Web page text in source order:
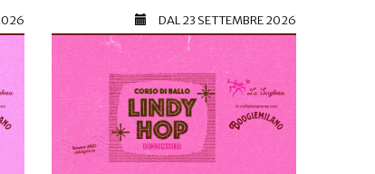
DAL23 SETTEMBRE 2026